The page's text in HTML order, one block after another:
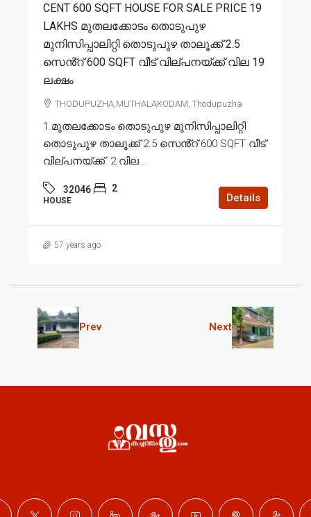
CENT 600 SQFT HOUSE FOR SALE PRICE 19
LAKHS മുതലക്കോടം തൊടുപുഴ
മുനിസിപ്പാലിറ്റി തൊടുപുഴ താലൂക്ക് 2.5
സെൻ്റ് 600 SQFT വീട് വില്പനയ്ക്ക് വില 19
ലക്ഷം
THODUPUZHA,MUTHALAKODAM, Thodupuzha
1.മുതലക്കോടം തൊടുപുഴ മുനിസിപ്പാലിറ്റി
തൊടുപുഴ താലൂക്ക് 2.5 സെൻ്റ് 600 SQFT വീട്
വില്പനയ്ക്ക്. 2.വില...
32046 2
HOUSE Details
57 years ago
Prev Next